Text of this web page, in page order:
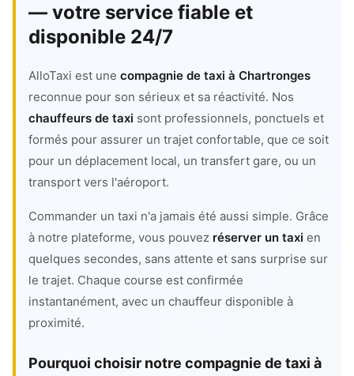
— votre service fiable et
disponible 24/7
AlloTaxi est une compagnie de taxi à Chartronges
reconnue pour son sérieux et sa réactivité. Nos
chauffeurs de taxi sont professionnels, ponctuels et
formés pour assurer un trajet confortable, que ce soit
pour un déplacement local, un transfert gare, ou un
transport vers l'aéroport.
Commander un taxi n'a jamais été aussi simple. Grâce
à notre plateforme, vous pouvez réserver un taxi en
quelques secondes, sans attente et sans surprise sur
le trajet. Chaque course est confirmée
instantanément, avec un chauffeur disponible à
proximité.
Pourquoi choisir notre compagnie de taxi à